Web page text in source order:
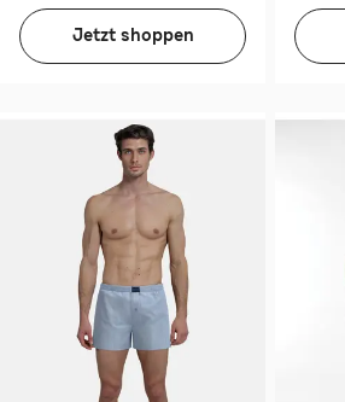
Jetzt shoppen